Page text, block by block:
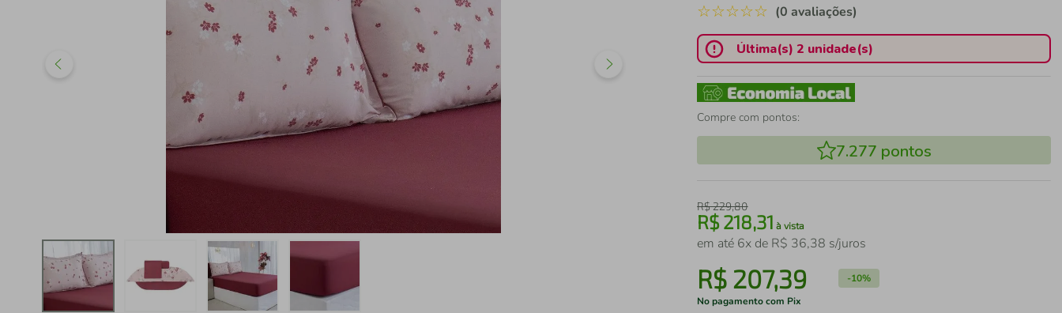
☆☆☆☆☆ (0 avaliações)
Última(s) 2 unidade(s)
Compre com pontos:
7.277 pontos
R$229,80
R$218,31 à vista
em até 6x de R$ 36,38 s/juros
R$ 207,39 -10%
No pagamento com Pix